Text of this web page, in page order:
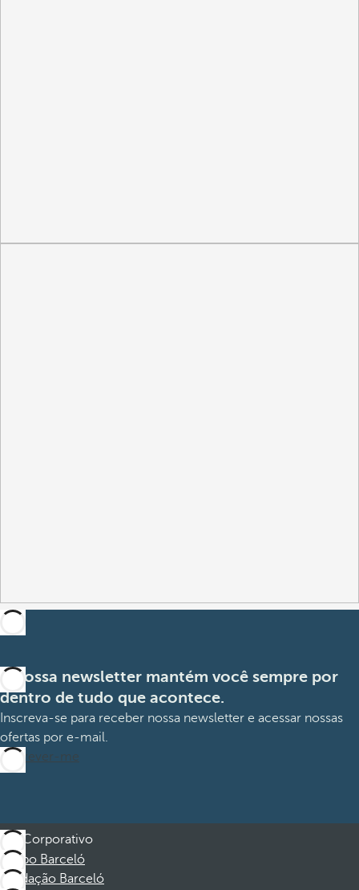
A nossa newsletter mantém você sempre por
dentro de tudo que acontece.
Inscreva-se para receber nossa newsletter e acessar nossas
ofertas por e-mail.
Inscrever-me
Corporativo
Grupo Barceló
Fundação Barceló